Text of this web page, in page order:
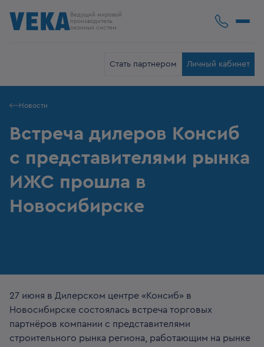
Ведущий мировой
производитель
оконных систем
Стать партнером Личный кабинет
Новости
Встреча дилеров Консиб
с представителями рынка
ИЖС прошла в
Новосибирске
27 июня в Дилерском центре «Консиб» в
Новосибирске состоялась встреча торговых
партнёров компании с представителями
строительного рынка региона, работающим на рынке